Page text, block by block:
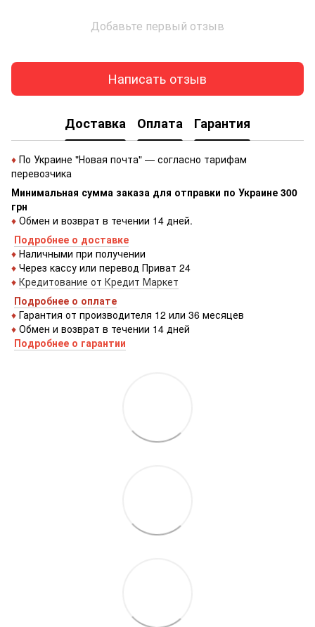
Добавьте первый отзыв
Написать отзыв
Доставка Оплата Гарантия
♦ По Украине "Новая почта" — согласно тарифам
перевозчика
Минимальная сумма заказа для отправки по Украине 300
грн
♦ Обмен и возврат в течении 14 дней.
Подробнее о доставке
♦ Наличными при получении
♦ Через кассу или перевод Приват 24
♦ Кредитование от Кредит Маркет
Подробнее о оплате
♦ Гарантия от производителя 12 или 36 месяцев
♦ Обмен и возврат в течении 14 дней
Подробнее о гарантии